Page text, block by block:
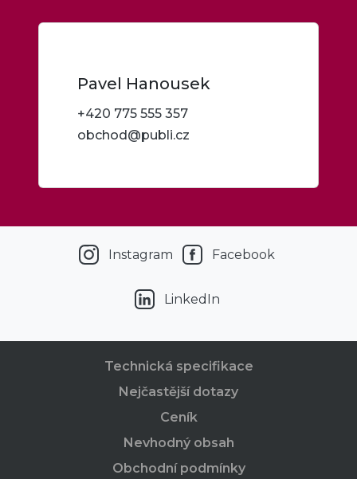
Pavel Hanousek
+420 775 555 357
obchod@publi.cz
Instagram Facebook
LinkedIn
Technická specifikace
Nejčastější dotazy
Ceník
Nevhodný obsah
Obchodní podmínky